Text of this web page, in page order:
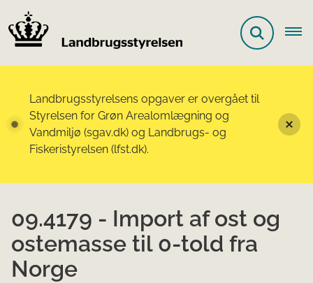
Landbrugsstyrelsens opgaver er overgået til
Styrelsen for Grøn Arealomlægning og
Vandmiljø (sgav.dk) og Landbrugs- og
Fiskeristyrelsen (lfst.dk).
09.4179 - Import af ost og
ostemasse til 0-told fra
Norge